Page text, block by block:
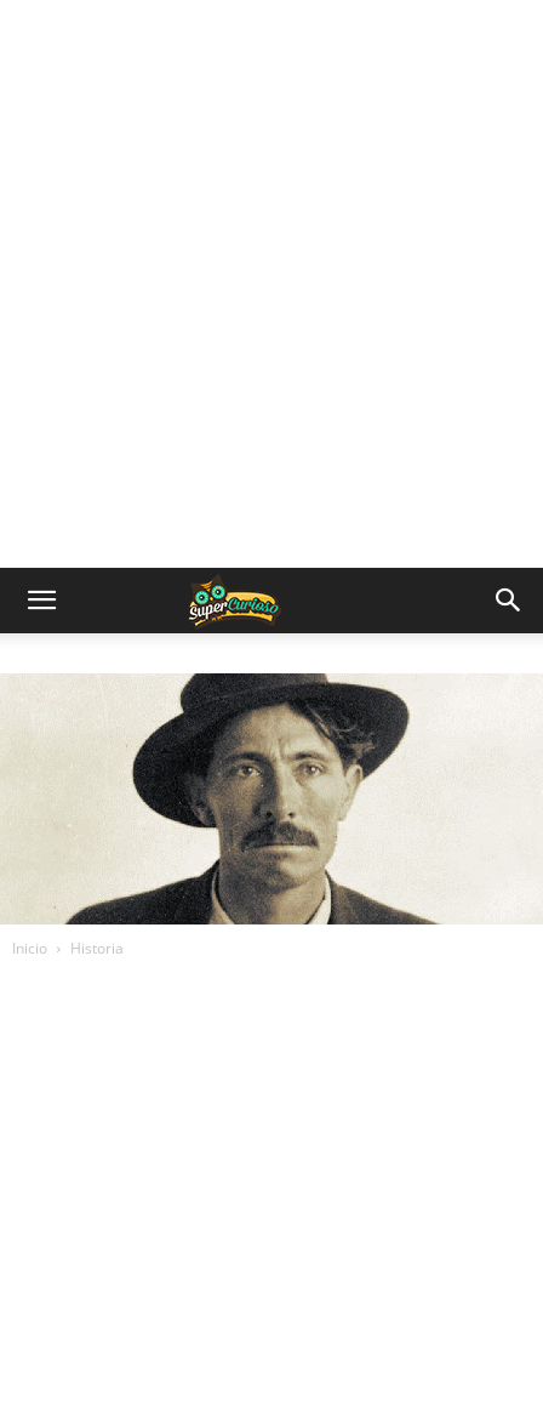
Inicio Historia